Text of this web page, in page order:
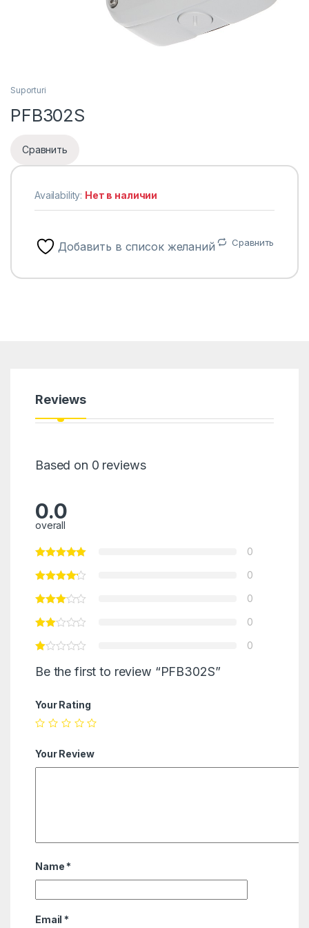
Suporturi
PFB302S
Сравнить
Availability: Нет в наличии
Добавить в список желаний Сравнить
Reviews
Based on 0 reviews
0.0
overall
0
0
0
0
0
Be the first to review “PFB302S”
Your Rating
Your Review
Name *
Email *